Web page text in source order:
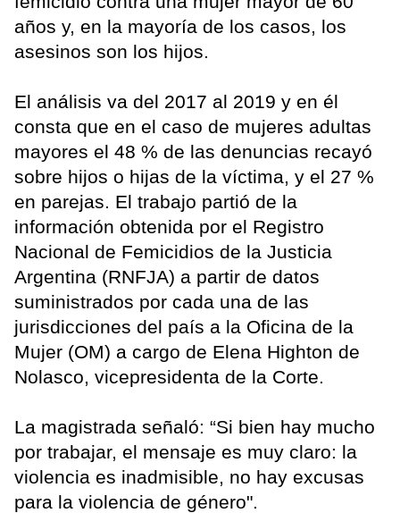
años y, en la mayoría de los casos, los
asesinos son los hijos.
El análisis va del 2017 al 2019 y en él
consta que en el caso de mujeres adultas
mayores el 48 % de las denuncias recayó
sobre hijos o hijas de la víctima, y el 27 %
en parejas. El trabajo partió de la
información obtenida por el Registro
Nacional de Femicidios de la Justicia
Argentina (RNFJA) a partir de datos
suministrados por cada una de las
jurisdicciones del país a la Oficina de la
Mujer (OM) a cargo de Elena Highton de
Nolasco, vicepresidenta de la Corte.
La magistrada señaló: “Si bien hay mucho
por trabajar, el mensaje es muy claro: la
violencia es inadmisible, no hay excusas
para la violencia de género".